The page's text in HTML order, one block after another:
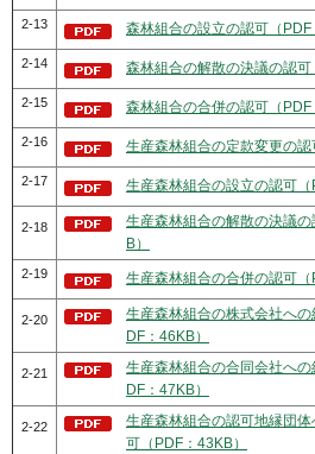
2-13 森林組合の設立の認可（PDF
2-14 森林組合の解散の決議の認可
2-15 森林組合の合併の認可（PDF
2-16 生産森林組合の定款変更の認
2-17 生産森林組合の設立の認可（
2-18
生産森林組合の解散の決議
B）
2-19 生産森林組合の合併の認可（
2-20
生産森林組合の株式会社へ
DF：46KB）
2-21
生産森林組合の合同会社へ
DF：47KB）
2-22
生産森林組合の認可地縁団
可（PDF：43KB）